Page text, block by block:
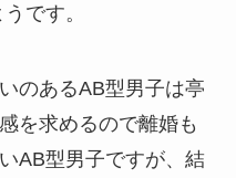
です。
のあるAB型男子は亭
を求めるので離婚も
AB型男子ですが、結